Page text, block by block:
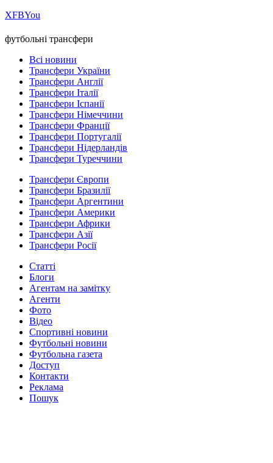
ХFBYou
футбольні трансфери
Всі новини
Трансфери України
Трансфери Англії
Трансфери Італії
Трансфери Іспанії
Трансфери Німеччини
Трансфери Франції
Трансфери Португалії
Трансфери Нідерландів
Трансфери Туреччини
Трансфери Європи
Трансфери Бразилії
Трансфери Аргентини
Трансфери Америки
Трансфери Африки
Трансфери Азії
Трансфери Росії
Статті
Блоги
Агентам на замітку
Агенти
Фото
Відео
Спортивні новини
Футбольні новини
Футбольна газета
Доступ
Контакти
Реклама
Пошук